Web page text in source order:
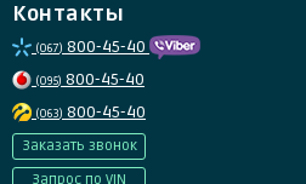
Контакты
(067) 800-45-40
(095) 800-45-40
(063) 800-45-40
Заказать звонок
Запрос по VIN